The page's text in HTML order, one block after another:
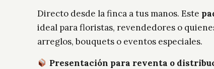
Directo desde la finca a tus manos. Este
ideal para floristas, revendedores o
arreglos, bouquets o eventos especiales.
Presentación para reventa o